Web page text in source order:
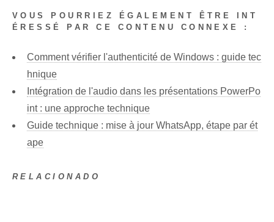
VOUS POURRIEZ ÉGALEMENT ÊTRE INT
ÉRESSÉ PAR CE CONTENU CONNEXE :
Comment vérifier l'authenticité de Windows : guide tec
hnique
Intégration de l'audio dans les présentations PowerPo
int : une approche technique
Guide technique : mise à jour WhatsApp, étape par ét
ape
RELACIONADO